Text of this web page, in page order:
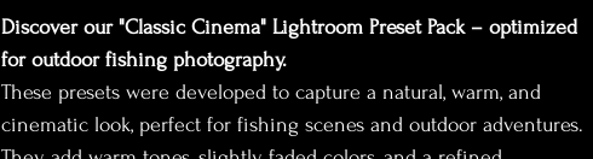
Discover our "Classic Cinema" Lightroom Preset Pack – optimized
for outdoor fishing photography.
These presets were developed to capture a natural, warm, and
cinematic look, perfect for fishing scenes and outdoor adventures.